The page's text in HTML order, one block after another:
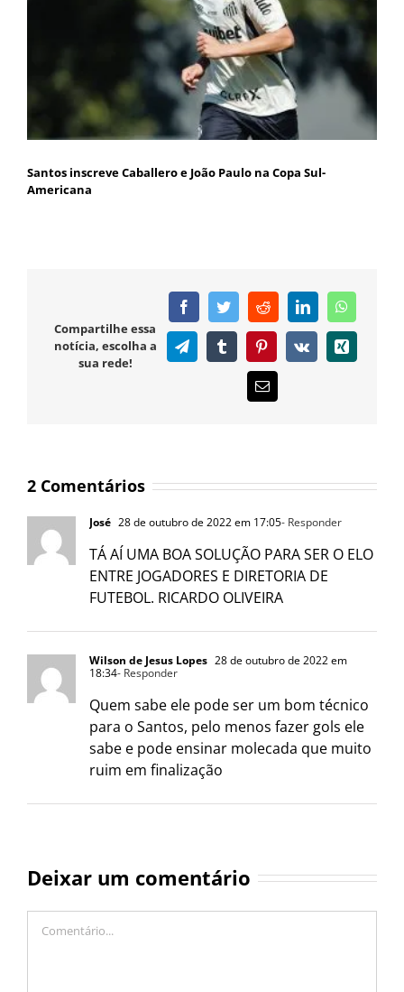
Santos inscreve Caballero e João Paulo na Copa Sul-
Americana
Compartilhe essa
notícia, escolha a
sua rede!
FacebookTwitterRedditLinkedIn
TelegramTumblr PinterestVk Xing
E-
mail
2 Comentários
José 28 de outubro de 2022 em 17:05- Responder
TÁ AÍ UMA BOA SOLUÇÃO PARA SER O ELO
ENTRE JOGADORES E DIRETORIA DE
FUTEBOL. RICARDO OLIVEIRA
Wilson de Jesus Lopes 28 de outubro de 2022 em
18:34- Responder
Quem sabe ele pode ser um bom técnico
para o Santos, pelo menos fazer gols ele
sabe e pode ensinar molecada que muito
ruim em finalização
Deixar um comentário